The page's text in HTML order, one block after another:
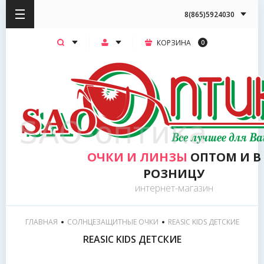
ОЧКИ И ЛИНЗЫ ОПТОМ И В
РОЗНИЦУ
интернет-магазин
КОРЗИНА 0
8(865)5924030
ГЛАВНАЯ СОЛНЦЕЗАЩИТНЫЕ ОЧКИ
  REASIC KIDS ДЕТСКИЕ
REASIC KIDS ДЕТСКИЕ